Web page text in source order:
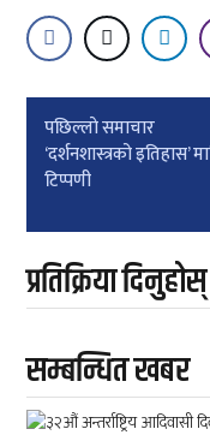
Post
navigation
पछिल्लाे समाचार
‘दर्शनशास्त्रको इतिहास’
टिप्पणी
प्रतिक्रिया दिनुहोस्
सम्बन्धित खबर